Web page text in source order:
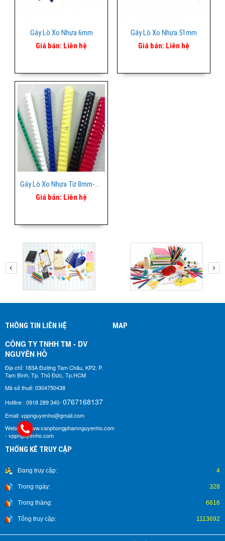
Gáy Lò Xo Nhựa 6mm
Giá bán: Liên hệ
Gáy Lò Xo Nhựa 51mm
Giá bán: Liên hệ
Gáy Lò Xo Nhựa Từ 8mm-51mm
Giá bán: Liên hệ
THÔNG TIN LIÊN HỆ
CÔNG TY TNHH TM - DV
NGUYÊN HỒ​
Địa chỉ: 183A Đường Tam Châu, KP2, P.
Tam Bình, Tp. Thủ Đức, Tp.HCM
Mã số thuế: 0304750438
Hotline : 0918 289 340- 0767168137
Email: vppnguyenho@gmail.com
Website: www.vanphongphamnguyenho.com
- vppnguyenho.com
MAP
THỐNG KÊ TRUY CẬP
Đang truy cập: 4
Trong ngày: 328
Trong tháng: 6616
Tổng truy cập: 1113692